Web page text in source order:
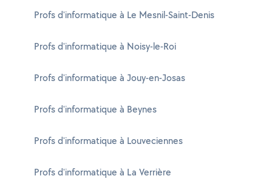
Profs d'informatique à Le Mesnil-Saint-Denis
Profs d'informatique à Noisy-le-Roi
Profs d'informatique à Jouy-en-Josas
Profs d'informatique à Beynes
Profs d'informatique à Louveciennes
Profs d'informatique à La Verrière